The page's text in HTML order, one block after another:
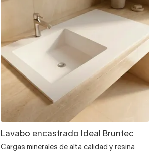
Lavabo encastrado Ideal Bruntec
Cargas minerales de alta calidad y resina